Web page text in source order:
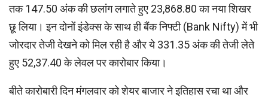
तक 147.50 अंक की छलांग लगाते हुए 23,868.80 का नया शिखर
छू लिया। इन दोनों इंडेक्स के साथ ही बैंक निफ्टी (Bank Nifty) में भी
जोरदार तेजी देखने को मिल रही है और ये 331.35 अंक की तेजी लेते
हुए 52,37.40 के लेवल पर कारोबार किया।
बीते कारोबारी दिन मंगलवार को शेयर बाजार ने इतिहास रचा था और